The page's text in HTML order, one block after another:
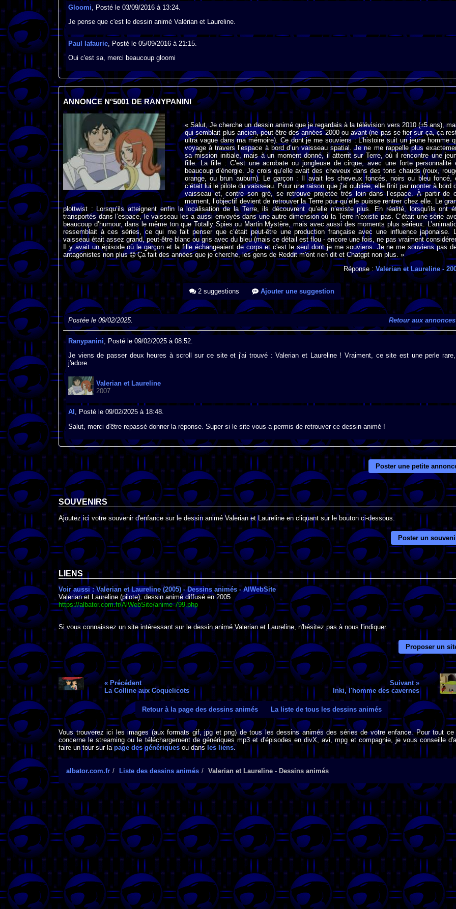
Gloomi , Posté le 03/09/2016 à 13:24.
Je pense que c'est le dessin animé Valérian et Laureline.
Paul lafaurie, Posté le 05/09/2016 à 21:15.
Oui c'est sa, merci beaucoup gloomi
ANNONCE N°5001 DE RANYPANINI
« Salut, Je cherche un dessin animé que je regardais à la télévision vers 2010 (±5 ans),
qui semblait plus ancien, peut-être des années 2000 ou avant (ne pas se fier sur ça, ça
ultra vague dans ma mémoire). Ce dont je me souviens : L’histoire suit un jeune homme
voyage à travers l’espace à bord d’un vaisseau spatial. Je ne me rappelle plus
sa mission initiale, mais à un moment donné, il atterrit sur Terre, où il rencontre une
fille. La fille : C’est une acrobate ou jongleuse de cirque, avec une forte personnalité
beaucoup d’énergie. Je crois qu’elle avait des cheveux dans des tons chauds (roux,
orange, ou brun auburn). Le garçon : Il avait les cheveux foncés, noirs ou bleu foncé,
c’était lui le pilote du vaisseau. Pour une raison que j’ai oubliée, elle finit par monter à bord
vaisseau et, contre son gré, se retrouve projetée très loin dans l’espace. À partir de
moment, l’objectif devient de retrouver la Terre pour qu’elle puisse rentrer chez elle. Le
plottwist : Lorsqu’ils atteignent enfin la localisation de la Terre, ils découvrent qu’elle n’existe plus. En réalité, lorsqu’ils ont
transportés dans l’espace, le vaisseau les a aussi envoyés dans une autre dimension où la Terre n’existe pas. C’était une série
beaucoup d’humour, dans le même ton que Totally Spies ou Martin Mystère, mais avec aussi des moments plus sérieux.
ressemblait à ces séries, ce qui me fait penser que c’était peut-être une production française avec une influence japonaise.
vaisseau était assez grand, peut-être blanc ou gris avec du bleu (mais ce détail est flou - encore une fois, ne pas vraiment
Il y avait un épisode où le garçon et la fille échangeaient de corps et c'est le seul dont je me souviens. Je ne me souviens pas
antagonistes non plus
Ça fait des années que je cherche, les gens de Reddit m'ont rien dit et Chatgpt non plus. »
Réponse :Valerian et Laureline-
2 suggestions Ajouter une suggestion
Postée le 09/02/2025. Retour aux annonces
Ranypanini , Posté le 09/02/2025 à 08:52.
Je viens de passer deux heures à scroll sur ce site et j'ai trouvé : Valerian et Laureline ! Vraiment, ce site est une perle rare,
j'adore.
Valerian et Laureline
2007
Al , Posté le 09/02/2025 à 18:48.
Salut, merci d'être repassé donner la réponse. Super si le site vous a permis de retrouver ce dessin animé !
Poster une petite
SOUVENIRS
Ajoutez ici votre souvenir d'enfance sur le dessin animé Valerian et Laureline en cliquant sur le bouton ci-dessous.
Poster un
LIENS
Voir aussi : Valerian et Laureline (2005) - Dessins animés - AlWebSite
Valerian et Laureline (pilote), dessin animé diffusé en 2005
https://albator.com.fr/AlWebSite/anime-799.php
Si vous connaissez un site intéressant sur le dessin animé Valerian et Laureline, n'hésitez pas à nous l'indiquer.
Proposer un
« Précédent
La Colline aux Coquelicots
Suivant »
Inki, l'homme des cavernes
Retour à la page des dessins animés La liste de tous les dessins animés
Vous trouverez ici les images (aux formats gif, jpg et png) de tous les dessins animés des séries de votre enfance. Pour tout ce
concerne le streaming ou le téléchargement de génériques mp3 et d'épisodes en divX, avi, mpg et compagnie, je vous conseille
faire un tour sur lapage des génériquesou dans les liens.
albator.com.fr Liste des dessins animés Valerian et Laureline - Dessins animés